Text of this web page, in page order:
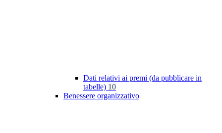
Dati relativi ai premi (da pubblicare in
tabelle) 10
Benessere organizzativo